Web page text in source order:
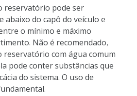
reservatório pode ser
abaixo do capô do veículo e
o mínimo e máximo
Não é recomendado,
reservatório com água comum
pode conter substâncias que
do sistema. O uso de